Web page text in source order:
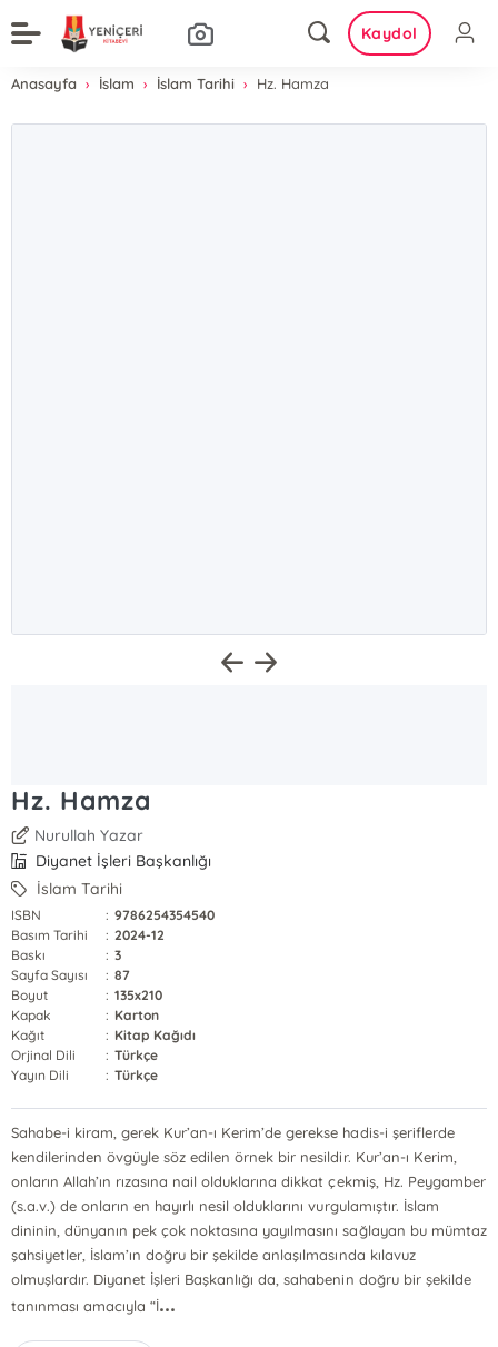
Kaydol
Anasayfa İslam İslam Tarihi Hz. Hamza
Hz. Hamza
Nurullah Yazar
Diyanet İşleri Başkanlığı
İslam Tarihi
ISBN : 9786254354540
Basım Tarihi
: 2024-12
Baskı
: 3
Sayfa Sayısı
: 87
Boyut
: 135x210
Kapak
: Karton
Kağıt
: Kitap Kağıdı
Orjinal Dili
: Türkçe
Yayın Dili
: Türkçe
Sahabe-i kiram, gerek Kur’an-ı Kerim’de gerekse hadis-i şeriflerde
kendilerinden övgüyle söz edilen örnek bir nesildir. Kur’an-ı Kerim,
onların Allah’ın rızasına nail olduklarına dikkat çekmiş, Hz. Peygamber
(s.a.v.) de onların en hayırlı nesil olduklarını vurgulamıştır. İslam
dininin, dünyanın pek çok noktasına yayılmasını sağlayan bu mümtaz
şahsiyetler, İslam’ın doğru bir şekilde anlaşılmasında kılavuz
olmuşlardır. Diyanet İşleri Başkanlığı da, sahabenin doğru bir şekilde
tanınması amacıyla “İ...